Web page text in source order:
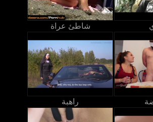
شاطئ عراة
راهبة